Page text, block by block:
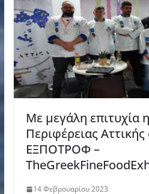
Με μεγάλη επιτυχία
Περιφέρειας
ΕΞΠΟΤΡΟΦ –
14 Φεβρουαρίου 2023